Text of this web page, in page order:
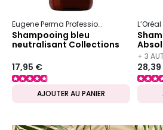
Eugene Perma Professionnel
Shampooing bleu
neutralisant Collections
17,95 €
AJOUTER AU PANIER
+ 3